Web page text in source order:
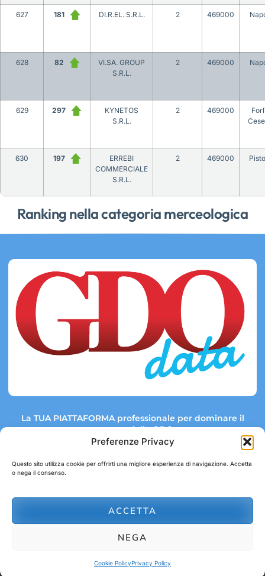
Preferenze Privacy
Questo sito utilizza cookie per offrirti una migliore esperienza di navigazione. Accetta
o nega il consenso.
ACCETTA
NEGA
Cookie PolicyPrivacy Policy
Ranking nella categoria merceologica
627 181 DI.R.EL. S.R.L. 2 469000
628 82
VI.SA. GROUP
S.R.L.
2 469000
629 297
KYNETOS
S.R.L.
2 469000
630 197
ERREBI
COMMERCIALE
S.R.L.
2 469000
La TUA PIATTAFORMA professionale per dominare il
mercato della GDO.
Link rapidi:
abbonamenti@gdodata.it
© 2026 GDOData.it - PR Italia Edizioni srl - P.Iva: 03044390353